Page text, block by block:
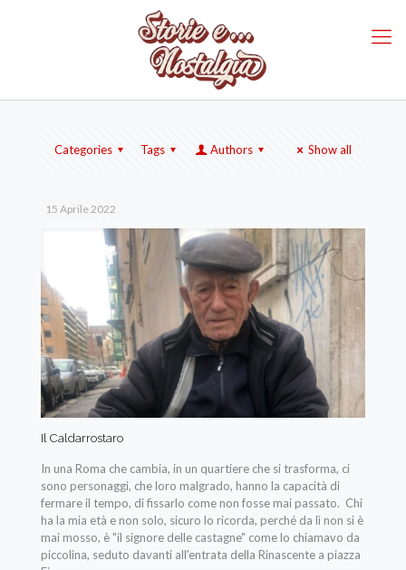
Categories Tags Authors Show all
15 Aprile 2022
Il Caldarrostaro
In una Roma che cambia, in un quartiere che si trasforma, ci
sono personaggi, che loro malgrado, hanno la capacità di
fermare il tempo, di fissarlo come non fosse mai passato. Chi
ha la mia età e non solo, sicuro lo ricorda, perché da lì non si è
mai mosso, è "il signore delle castagne" come lo chiamavo da
piccolina, seduto davanti all'entrata della Rinascente a piazza